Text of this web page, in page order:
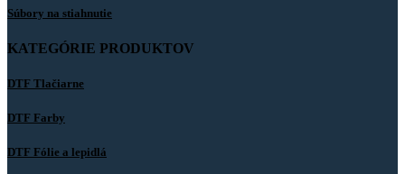
Súbory na stiahnutie
KATEGÓRIE PRODUKTOV
DTF Tlačiarne
DTF Farby
DTF Fólie a lepidlá